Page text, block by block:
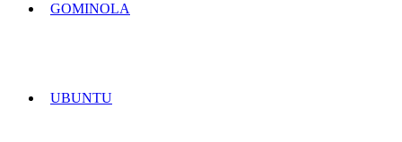
GOMINOLA
UBUNTU